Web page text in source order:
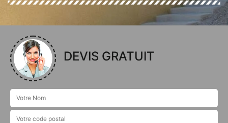
DEVIS GRATUIT